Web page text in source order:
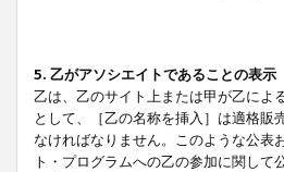
5. 乙がアソシエイトであることの表示
乙は、乙のサイト上または甲が乙によ
として、［乙の名称を挿入］は適格
なければなりません。このような公表
ト・プログラムへの乙の参加に関し